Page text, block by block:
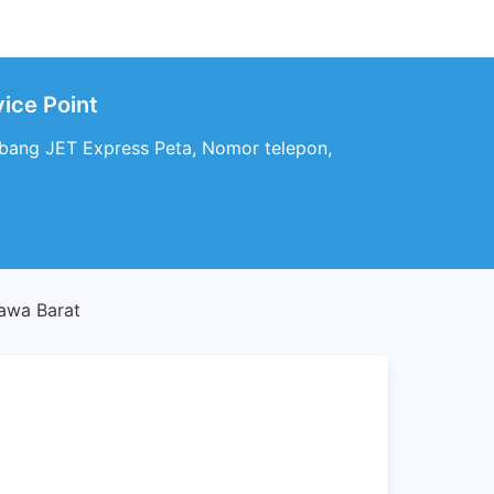
Point
JET Express Peta, Nomor telepon,
Barat